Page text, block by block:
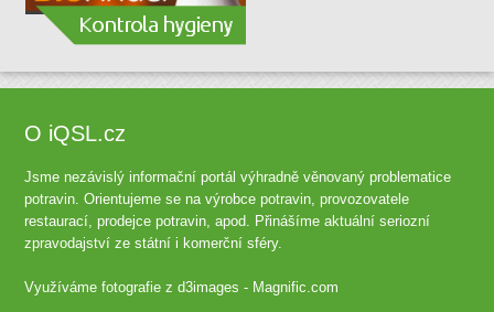
O iQSL.cz
Jsme nezávislý informační portál výhradně věnovaný problematice
potravin. Orientujeme se na výrobce potravin, provozovatele
restaurací, prodejce potravin, apod. Přinášíme aktuální seriozní
zpravodajství ze státní i komerční sféry.
Využíváme fotografie zd3images - Magnific.com